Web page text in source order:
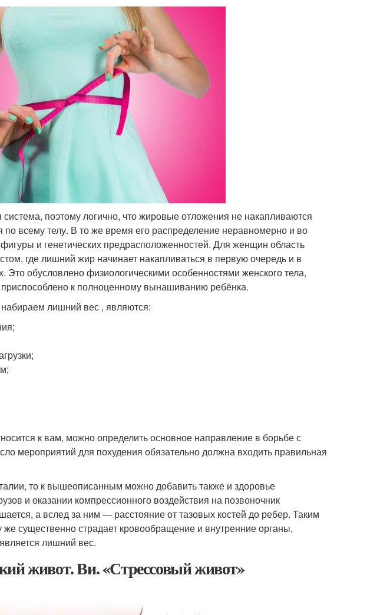
система, поэтому логично, что жировые отложения не накапливаются
по всему телу. В то же время его распределение неравномерно и во
и генетических предрасположенностей. Для женщин область
где лишний жир начинает накапливаться в первую очередь и в
обусловлено физиологическими особенностями женского тела,
к полноценному вынашиванию ребёнка.
лишний вес , являются:
к вам, можно определить основное направление в борьбе с
мероприятий для похудения обязательно должна входить правильная
то к вышеописанным можно добавить также и здоровье
и оказании компрессионного воздействия на позвоночник
а вслед за ним — расстояние от тазовых костей до ребер. Таким
существенно страдает кровообращение и внутренние органы,
лишний вес.
живот. Ви. «Стрессовый живот»